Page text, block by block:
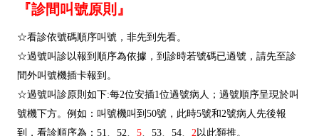
『診間叫號原則』
☆看診依號碼順序叫號，非先到先看。
☆過號叫診以報到順序為依據，到診時若號碼已過號，請先至診
間外叫號機插卡報到。
☆過號叫診原則如下:每2位安插1位過號病人；過號順序呈現於叫
號機下方。例如：叫號機叫到50號，此時5號和2號病人先後報
到，看診順序為：51、52、 5、53、54、 2以此類推。